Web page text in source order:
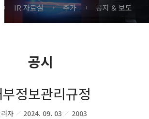
IR 자료실 주가 공지 & 보도
공시
정보관리규정
자 2024. 09. 03 2003